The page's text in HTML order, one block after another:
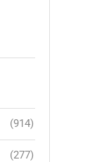
(914)
(277)